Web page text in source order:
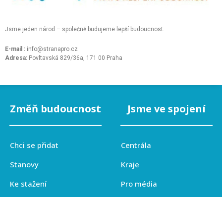
Jsme jeden národ – společně budujeme lepší budoucnost.
E-mail : info@stranapro.cz
Adresa: Povltavská 829/36a, 171 00 Praha
Změň budoucnost
Chci se přidat
Stanovy
Ke stažení
Jsme ve spojení
Centrála
Kraje
Pro média